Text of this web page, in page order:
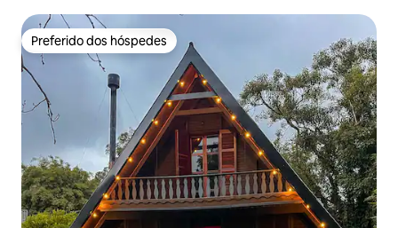
Preferido dos hóspedes
Preferido dos hóspedes